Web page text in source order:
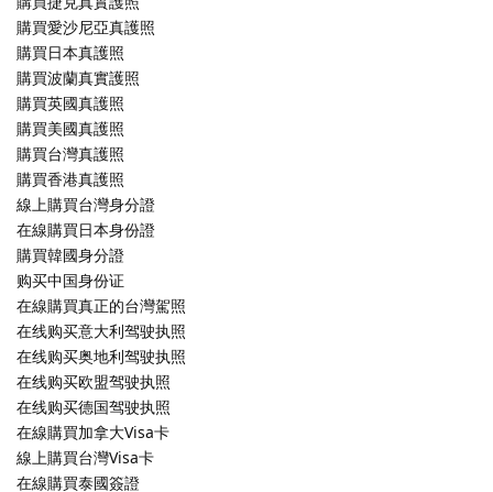
購買愛沙尼亞真護照
購買日本真護照
購買波蘭真實護照
購買英國真護照
購買美國真護照
購買台灣真護照
購買香港真護照
線上購買台灣身分證
在線購買日本身份證
購買韓國身分證
购买中国身份证
在線購買真正的台灣駕照
在线购买意大利驾驶执照
在线购买奥地利驾驶执照
在线购买欧盟驾驶执照
在线购买德国驾驶执照
在線購買加拿大Visa卡
線上購買台灣Visa卡
在線購買泰國簽證